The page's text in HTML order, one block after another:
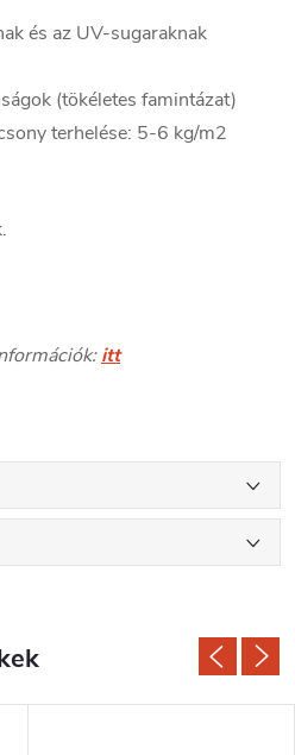
és az UV-sugaraknak
(tökéletes famintázat)
terhelése: 5-6 kg/m2
itt